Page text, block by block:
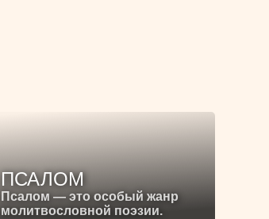
ПСАЛОМ
Псалом — это особый жанр
молитвословной поэзии.